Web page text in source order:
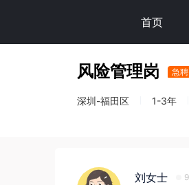
首页
风险管理岗 急聘
深圳-福田区 1-3年
刘女士